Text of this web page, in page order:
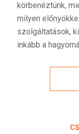
körbenéztünk,
milyen
szolgáltatások,
inkább a